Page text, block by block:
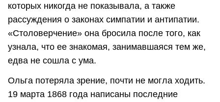
которых никогда не показывала, а также
рассуждения о законах симпатии и антипатии.
«Столоверчение» она бросила после того, как
узнала, что ее знакомая, занимавшаяся тем же,
едва не сошла с ума.
Ольга потеряла зрение, почти не могла ходить.
19 марта 1868 года написаны последние